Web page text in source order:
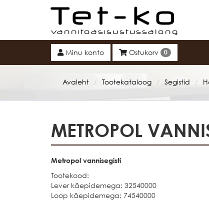
Tet-ko
Minu konto Ostukorv 0
Avaleht / Tootekataloog / Segistid /
METROPOL
Metropol vannisegisti
Tootekood:
Lever käepidemega: 32540000
Loop käepidemega: 74540000